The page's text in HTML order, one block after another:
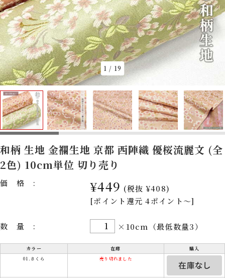
1 / 19
和柄 生地 金襴生地 京都 西陣織 優桜流麗文 (全
2色) 10cm単位 切り売り
価格: ¥449 (税抜 ¥408)
[ポイント還元 4ポイント～]
数量: ×10cm（最低数量3）
カラー 在庫 購入
01.さくら 売り切れました